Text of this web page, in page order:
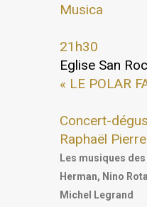
Musica
21h30
Eglise San
« LE POLAR
Concert-
Raphaël
Les musiques
Herman, Nino
Michel Legrand